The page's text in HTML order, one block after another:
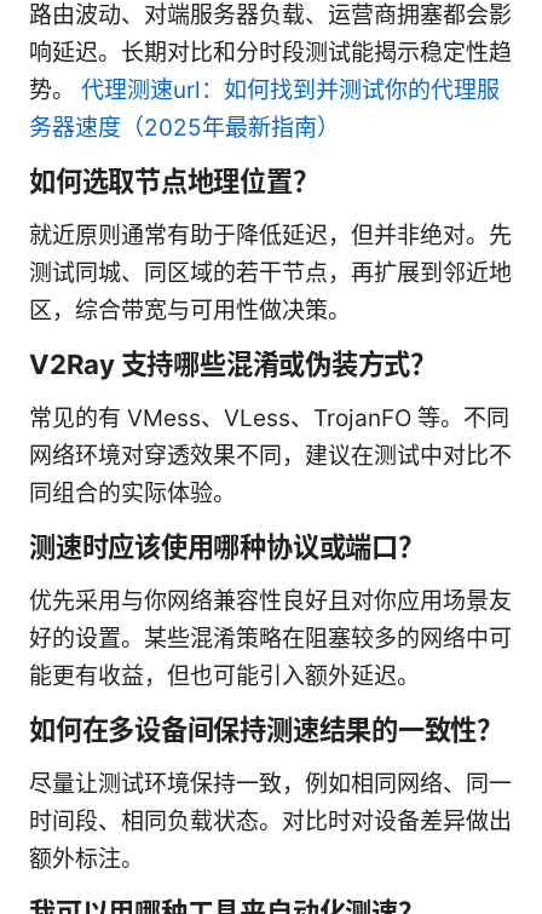
路由波动、对端服务器负载、运营商拥塞都会影
响延迟。长期对比和分时段测试能揭示稳定性趋
势。 代理测速url：如何找到并测试你的代理服
务器速度（2025年最新指南）
如何选取节点地理位置？
就近原则通常有助于降低延迟，但并非绝对。先
测试同城、同区域的若干节点，再扩展到邻近地
区，综合带宽与可用性做决策。
V2Ray 支持哪些混淆或伪装方式？
常见的有 VMess、VLess、TrojanFO 等。不同
网络环境对穿透效果不同，建议在测试中对比不
同组合的实际体验。
测速时应该使用哪种协议或端口？
优先采用与你网络兼容性良好且对你应用场景友
好的设置。某些混淆策略在阻塞较多的网络中可
能更有收益，但也可能引入额外延迟。
如何在多设备间保持测速结果的一致性？
尽量让测试环境保持一致，例如相同网络、同一
时间段、相同负载状态。对比时对设备差异做出
额外标注。